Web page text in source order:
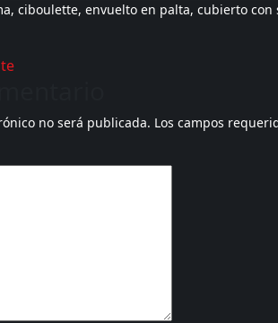
ciboulette, envuelto en palta, cubierto
no será publicada. Los campos